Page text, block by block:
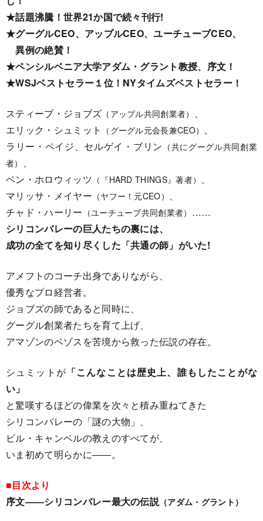
★話題沸騰！世界21か国で続々刊行!
★グーグルCEO、アップルCEO、ユーチューブCEO、
異例の絶賛！
★ペンシルベニア大学アダム・グラント教授、序文！
★WSJベストセラー１位！NYタイムズベストセラー！
スティーブ・ジョブズ （アップル共同創業者） 、
エリック・シュミット
（グーグル元会長兼CEO） 、
ラリー・ペイジ、セルゲイ・ブリン （共にグーグル共同創業
者） 、
ベン・ホロウィッツ （『HARD THINGS』著者） 、
マリッサ・メイヤー （ヤフー！元CEO） 、
チャド・ハーリー （ユーチューブ共同創業者） ……
シリコンバレーの巨人たちの裏には、
成功の全てを知り尽くした「共通の師」がいた!
アメフトのコーチ出身でありながら、
優秀なプロ経営者。
ジョブズの師であると同時に、
グーグル創業者たちを育て上げ、
アマゾンのベゾスを苦境から救った伝説の存在。
シュミットが 「こんなことは歴史上、誰もしたことがな
い」
と驚嘆するほどの偉業を次々と積み重ねてきた
シリコンバレーの「謎の大物」、
ビル・キャンベルの教えのすべてが、
いま初めて明らかに――。
■目次より
序文――シリコンバレー最大の伝説（アダム・グラント）